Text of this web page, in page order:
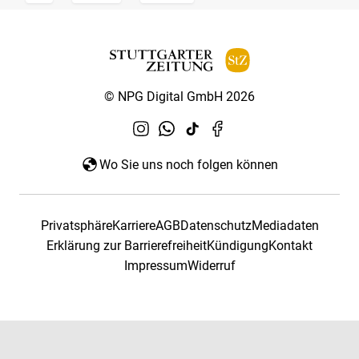
© NPG Digital GmbH 2026
Wo Sie uns noch folgen können
PrivatsphäreKarriereAGBDatenschutzMediadaten
Erklärung zur BarrierefreiheitKündigungKontakt
ImpressumWiderruf